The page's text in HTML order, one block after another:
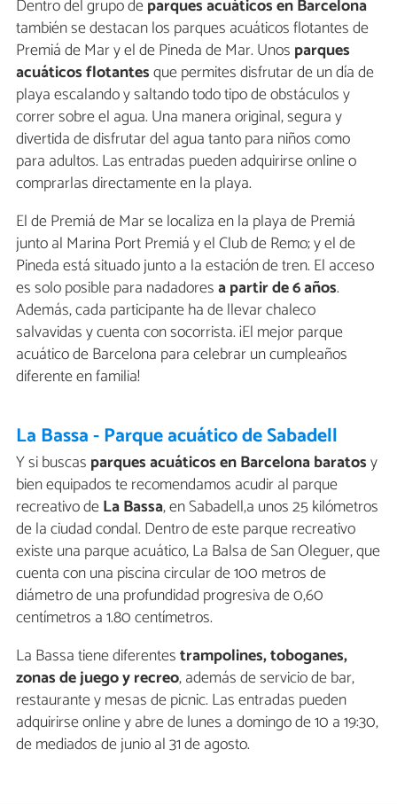
Dentro del grupo deparques acuáticos en Barcelona
también se destacan los parques acuáticos flotantes de
Premiá de Mar y el de Pineda de Mar. Unos parques
acuáticos flotantesque permites disfrutar de un día de
playa escalando y saltando todo tipo de obstáculos y
correr sobre el agua. Una manera original, segura y
divertida de disfrutar del agua tanto para niños como
para adultos. Las entradas pueden adquirirse online o
comprarlas directamente en la playa.
El de Premiá de Mar se localiza en la playa de Premiá
junto al Marina Port Premiá y el Club de Remo; y el de
Pineda está situado junto a la estación de tren. El acceso
es solo posible para nadadoresa partir de 6 años.
Además, cada participante ha de llevar chaleco
salvavidas y cuenta con socorrista. ¡El mejor parque
acuático de Barcelona para celebrar un cumpleaños
diferente en familia!
La Bassa - Parque acuático de Sabadell
Y si buscas parques acuáticos en Barcelona baratosy
bien equipados te recomendamos acudir al parque
recreativo deLa Bassa, en Sabadell,a unos 25 kilómetros
de la ciudad condal. Dentro de este parque recreativo
existe una parque acuático, La Balsa de San Oleguer, que
cuenta con una piscina circular de 100 metros de
diámetro de una profundidad progresiva de 0,60
centímetros a 1.80 centímetros.
La Bassa tiene diferentestrampolines, toboganes,
zonas de juego y recreo, además de servicio de bar,
restaurante y mesas de picnic. Las entradas pueden
adquirirse online y abre de lunes a domingo de 10 a 19:30,
de mediados de junio al 31 de agosto.